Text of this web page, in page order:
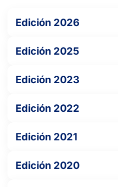
Edición 2026
Edición 2025
Edición 2023
Edición 2022
Edición 2021
Edición 2020